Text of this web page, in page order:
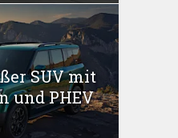
SUV mit
und PHEV